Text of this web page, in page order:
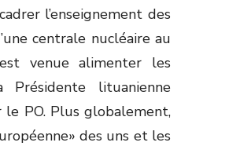
l’enseignement des
centrale nucléaire au
venue alimenter les
lituanienne
PO. Plus globalement,
des uns et les